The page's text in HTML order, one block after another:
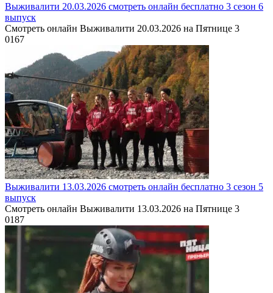
Выживалити 20.03.2026 смотреть онлайн бесплатно 3 сезон 6
выпуск
Смотреть онлайн Выживалити 20.03.2026 на Пятнице 3
0167
Выживалити 13.03.2026 смотреть онлайн бесплатно 3 сезон 5
выпуск
Смотреть онлайн Выживалити 13.03.2026 на Пятнице 3
0187